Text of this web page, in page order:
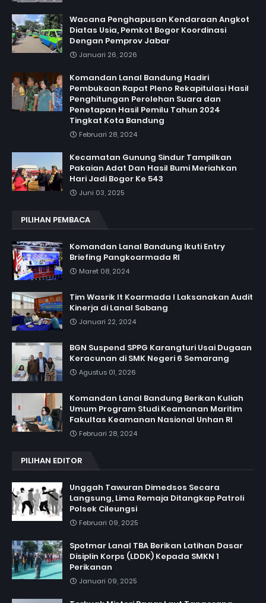
Wacana Penghapusan Kendaraan Angkot
Diatas Usia, Pemkot Bogor Koordinasi
Dengan Pemprov Jabar
Januari 26, 2026
Komandan Lanal Bandung Hadiri
Pembukaan Rapat Pleno Rekapitulasi Hasil
Penghitungan Perolehan Suara dan
Penetapan Hasil Pemilu Tahun 2024
Tingkat Kota Bandung
Februari 28, 2024
Kecamatan Gunung Sindur Tampilkan
Pakaian Adat Dan Hasil Bumi Meriahkan
Hari Jadi Bogor Ke 543
Juni 03, 2025
PILIHAN PEMBACA
Komandan Lanal Bandung Ikuti Entry
Briefing Pangkoarmada RI
Maret 08, 2024
Tim Wasrik It Koarmada I Laksanakan Audit
Kinerja di Lanal Sabang
Januari 22, 2024
BGN Suspend SPPG Karangturi Usai Dugaan
Keracunan di SMK Negeri 6 Semarang
Agustus 01, 2026
Komandan Lanal Bandung Berikan Kuliah
Umum Program Studi Keamanan Maritim
Fakultas Keamanan Nasional Unhan RI
Februari 28, 2024
PILIHAN EDITOR
Unggah Tawuran Dimedsos Secara
Langsung, Lima Remaja Ditangkap Patroli
Polsek Cileungsi
Februari 09, 2025
Spotmar Lanal TBA Berikan Latihan Dasar
Disiplin Korps (LDDK) Kepada SMKN 1
Perikanan
Januari 09, 2025